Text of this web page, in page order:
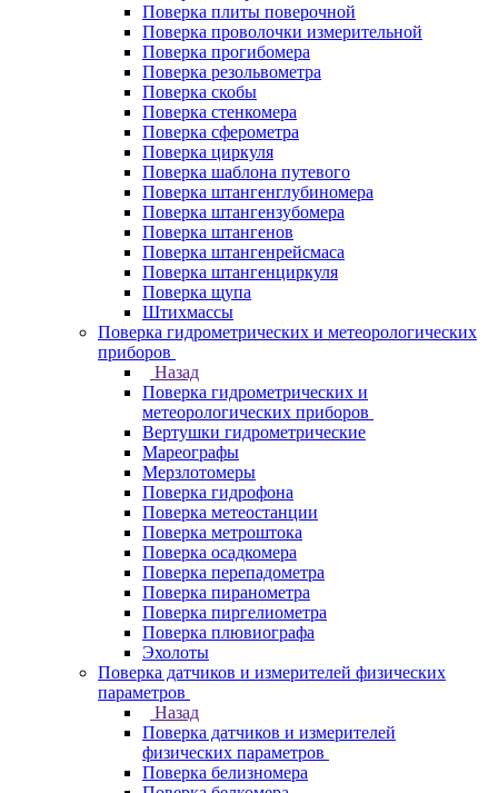
Поверка плиты поверочной
Поверка проволочки измерительной
Поверка прогибомера
Поверка резольвометра
Поверка скобы
Поверка стенкомера
Поверка сферометра
Поверка циркуля
Поверка шаблона путевого
Поверка штангенглубиномера
Поверка штангензубомера
Поверка штангенов
Поверка штангенрейсмаса
Поверка штангенциркуля
Поверка щупа
Штихмассы
Поверка гидрометрических и метеорологических
приборов
Назад
Поверка гидрометрических и
метеорологических приборов
Вертушки гидрометрические
Мареографы
Мерзлотомеры
Поверка гидрофона
Поверка метеостанции
Поверка метроштока
Поверка осадкомера
Поверка перепадометра
Поверка пиранометра
Поверка пиргелиометра
Поверка плювиографа
Эхолоты
Поверка датчиков и измерителей физических
параметров
Назад
Поверка датчиков и измерителей
физических параметров
Поверка белизномера